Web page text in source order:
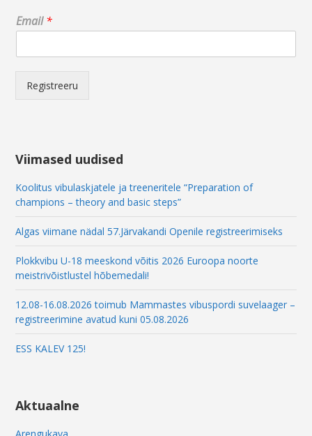
E
m
i
E
m
a
i
l
Email*
Registreeru
Viimased uudised
Koolitus vibulaskjatele ja treeneritele “Preparation of
champions – theory and basic steps”
Algas viimane nädal 57.Järvakandi Openile registreerimiseks
Plokkvibu U-18 meeskond võitis 2026 Euroopa noorte
meistrivõistlustel hõbemedali!
12.08-16.08.2026 toimub Mammastes vibuspordi suvelaager –
registreerimine avatud kuni 05.08.2026
ESS KALEV 125!
Aktuaalne